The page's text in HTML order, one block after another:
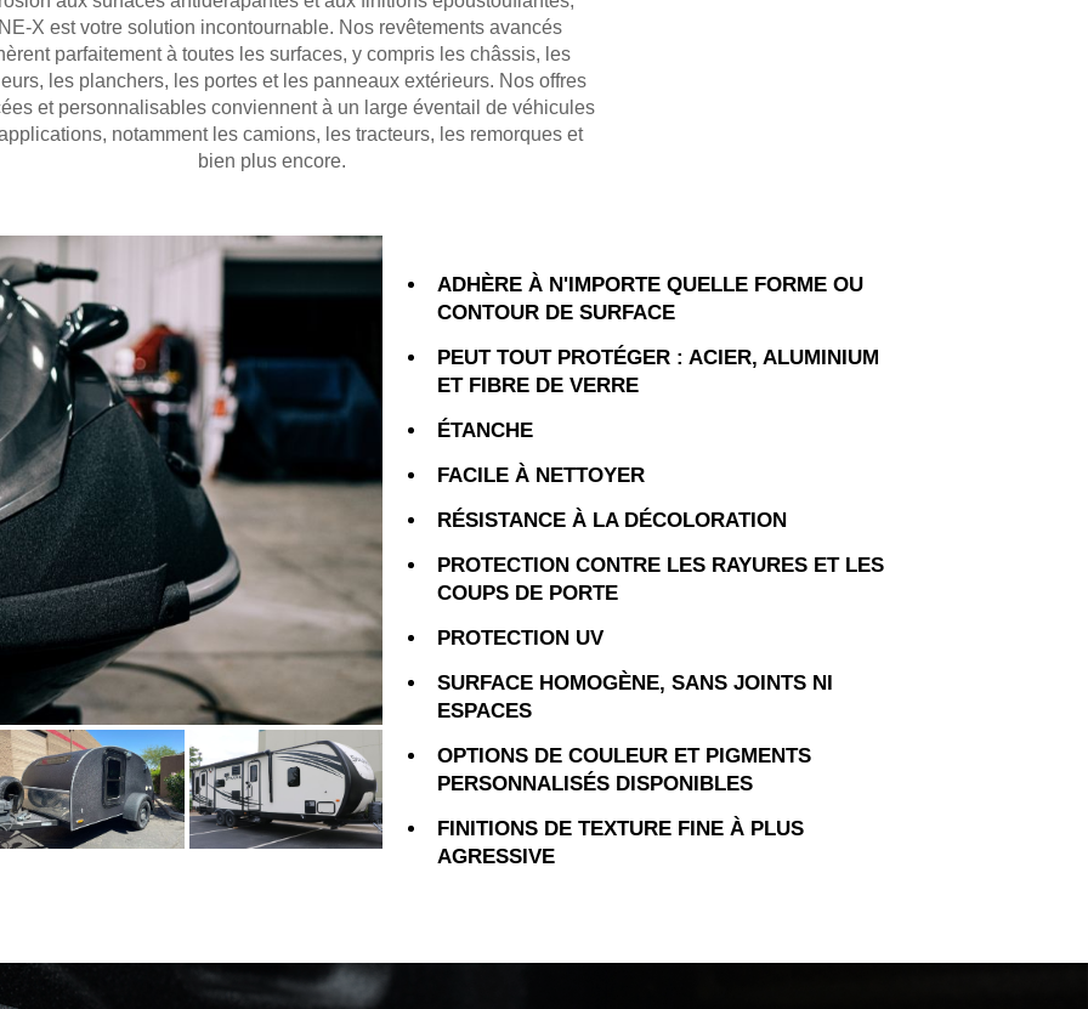
X est votre solution incontournable. Nos revêtements avancés
parfaitement à toutes les surfaces, y compris les châssis, les
les planchers, les portes et les panneaux extérieurs. Nos offres
et personnalisables conviennent à un large éventail de véhicules
notamment les camions, les tracteurs, les remorques et
bien plus encore.
ADHÈRE À N'IMPORTE QUELLE FORME OU
CONTOUR DE SURFACE
PEUT TOUT PROTÉGER : ACIER, ALUMINIUM
ET FIBRE DE VERRE
ÉTANCHE
FACILE À NETTOYER
RÉSISTANCE À LA DÉCOLORATION
PROTECTION CONTRE LES RAYURES ET LES
COUPS DE PORTE
PROTECTION UV
SURFACE HOMOGÈNE, SANS JOINTS NI
ESPACES
OPTIONS DE COULEUR ET PIGMENTS
PERSONNALISÉS DISPONIBLES
FINITIONS DE TEXTURE FINE À PLUS
AGRESSIVE